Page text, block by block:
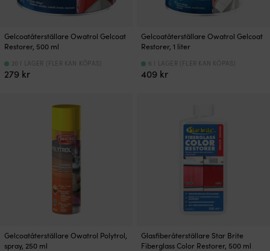
Gelcoatåterställare Owatrol Gelcoat
Restorer, 500 ml
279 kr
20 I LAGER (FLER KAN KÖPAS)
Gelcoatåterställare Owatrol Gelcoat
Restorer, 1 liter
409 kr
6 I LAGER (FLER KAN KÖPAS)
Gelcoatåterställare Owatrol Polytrol,
spray, 250 ml
Glasfiberåterställare Star Brite
Fiberglass Color Restorer, 500 ml